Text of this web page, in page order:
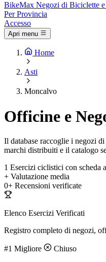
BikeMax Negozi di Biciclette
Per Provincia
Accesso
Apri menu
Home
Asti
Moncalvo
Officine e
Il database raccoglie i negozi
marchi distribuiti e il catalogo
1 Esercizi ciclistici con scheda
+ Valutazione media
0+ Recensioni verificate
Elenco Esercizi Verificati
Registro completo di negozi,
#1 Migliore Chiuso